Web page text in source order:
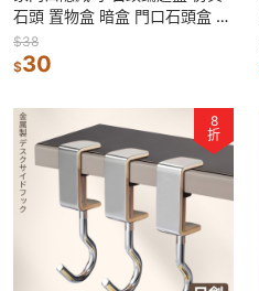
石頭 置物盒 暗盒 門口石頭盒 隱
藏鑰匙盒 藏私房錢 備用鑰匙收
納
$38
$30
8
折